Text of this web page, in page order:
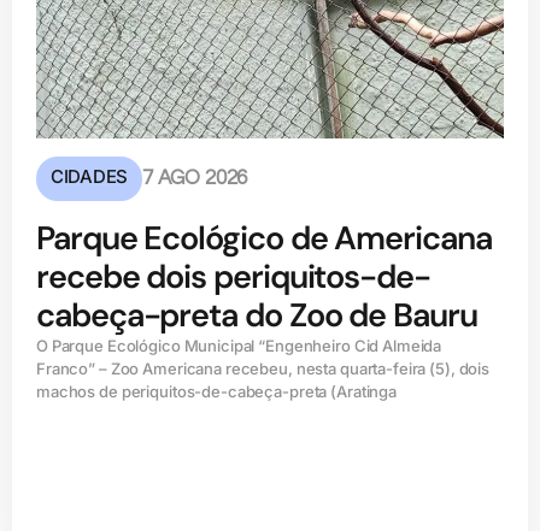
CIDADES 7 AGO 2026
Parque Ecológico de Americana
recebe dois periquitos-de-
cabeça-preta do Zoo de Bauru
O Parque Ecológico Municipal “Engenheiro Cid Almeida
Franco” – Zoo Americana recebeu, nesta quarta-feira (5), dois
machos de periquitos-de-cabeça-preta (Aratinga